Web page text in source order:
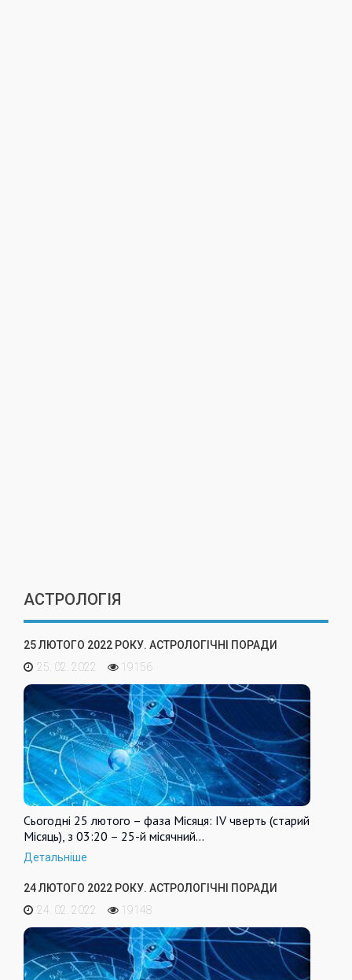
АСТРОЛОГІЯ
25 ЛЮТОГО 2022 РОКУ. АСТРОЛОГІЧНІ ПОРАДИ
25. 02. 2022
19156
Сьогодні 25 лютого – фаза Місяця: IV чверть (старий
Місяць), з 03:20 – 25-й місячний…
Детальніше
24 ЛЮТОГО 2022 РОКУ. АСТРОЛОГІЧНІ ПОРАДИ
24. 02. 2022
19148